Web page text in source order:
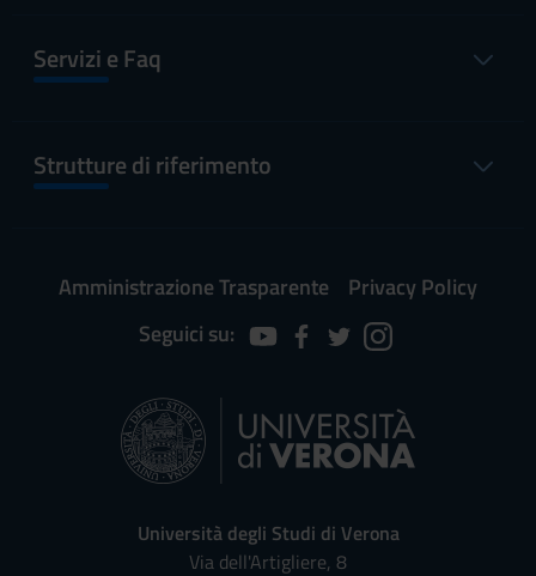
Servizi e Faq
Strutture di riferimento
Amministrazione Trasparente
Privacy Policy
Seguici su:
Università degli Studi di Verona
Via dell'Artigliere, 8